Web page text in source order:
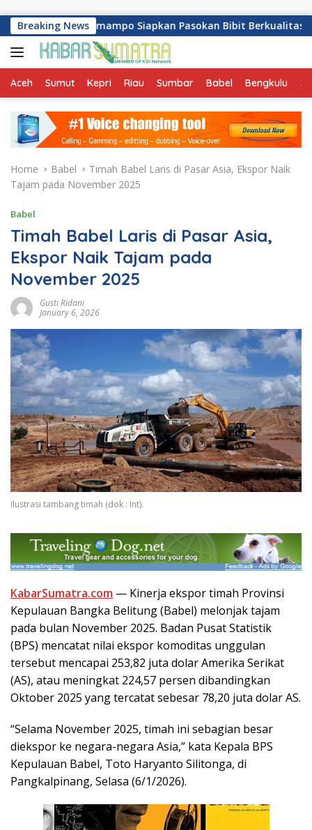
Breaking News
Kemampo Siapkan Pasokan Bibit Berkualitas
Aceh Sumut Kepri Riau Sumbar Babel Bengkulu
Home Babel
Timah Babel Laris di Pasar Asia, Ekspor Naik
Tajam pada November 2025
Babel
Timah Babel Laris di Pasar Asia,
Ekspor Naik Tajam pada
November 2025
Gusti Ridani
January 6, 2026
Ilustrasi tambang timah (dok : Int).
KabarSumatra.com — Kinerja ekspor timah Provinsi
Kepulauan Bangka Belitung (Babel) melonjak tajam
pada bulan November 2025. Badan Pusat Statistik
(BPS) mencatat nilai ekspor komoditas unggulan
tersebut mencapai 253,82 juta dolar Amerika Serikat
(AS), atau meningkat 224,57 persen dibandingkan
Oktober 2025 yang tercatat sebesar 78,20 juta dolar AS.
“Selama November 2025, timah ini sebagian besar
diekspor ke negara-negara Asia,” kata Kepala BPS
Kepulauan Babel, Toto Haryanto Silitonga, di
Pangkalpinang, Selasa (6/1/2026).